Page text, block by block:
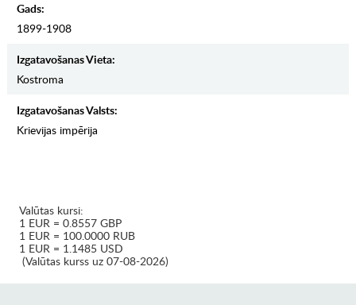
Gads:
1899-1908
Izgatavošanas Vieta:
Kostroma
Izgatavošanas Valsts:
Krievijas impērija
Valūtas kursi:
1 EUR = 0.8557 GBP
1 EUR = 100.0000 RUB
1 EUR = 1.1485 USD
(Valūtas kurss uz 07-08-2026)